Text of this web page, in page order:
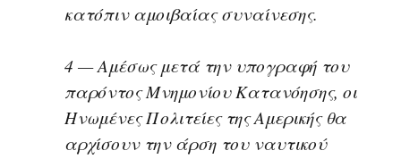
κατόπιν αμοιβαίας συναίνεσης.
4 — Αμέσως μετά την υπογραφή του
παρόντος Μνημονίου Κατανόησης, οι
Ηνωμένες Πολιτείες της Αμερικής θα
αρχίσουν την άρση του ναυτικού